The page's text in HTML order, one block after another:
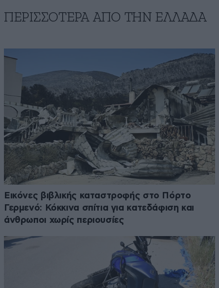
ΠΕΡΙΣΣΟΤΕΡΑ ΑΠΟ ΤΗΝ ΕΛΛΑΔΑ
Εικόνες βιβλικής καταστροφής στο Πόρτο
Γερμενό: Κόκκινα σπίτια για κατεδάφιση και
άνθρωποι χωρίς περιουσίες